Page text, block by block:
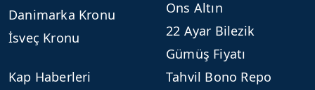
Danimarka Kronu
İsveç Kronu
Ons Altın
22 Ayar Bilezik
Gümüş Fiyatı
Kap Haberleri
Tahvil Bono Repo